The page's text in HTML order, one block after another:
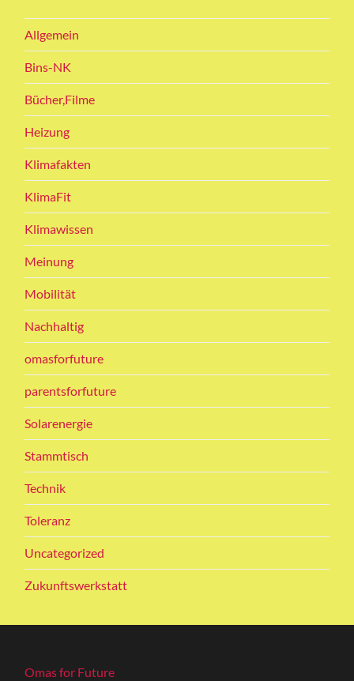
Allgemein
Bins-NK
Bücher,Filme
Heizung
Klimafakten
KlimaFit
Klimawissen
Meinung
Mobilität
Nachhaltig
omasforfuture
parentsforfuture
Solarenergie
Stammtisch
Technik
Toleranz
Uncategorized
Zukunftswerkstatt
Omas for Future